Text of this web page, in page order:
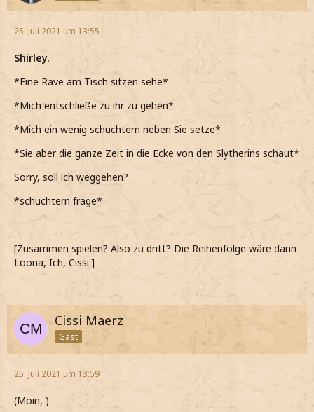
25. Juli 2021 um 13:55
Shirley.
*Eine Rave am Tisch sitzen sehe*
*Mich entschließe zu ihr zu gehen*
*Mich ein wenig schüchtern neben Sie setze*
*Sie aber die ganze Zeit in die Ecke von den Slytherins schaut*
Sorry, soll ich weggehen?
*schüchtern frage*
[Zusammen spielen? Also zu dritt? Die Reihenfolge wäre dann
Loona, Ich, Cissi.]
Cissi Maerz
Gast
25. Juli 2021 um 13:59
(Moin, )